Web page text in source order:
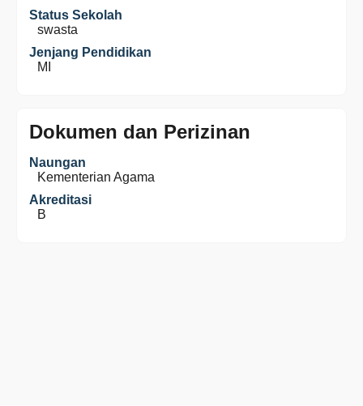
Status Sekolah
swasta
Jenjang Pendidikan
MI
Dokumen dan Perizinan
Naungan
Kementerian Agama
Akreditasi
B